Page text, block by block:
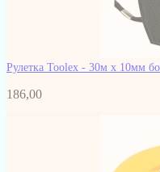
Рулетка Toolex - 30м x 10мм
186,00